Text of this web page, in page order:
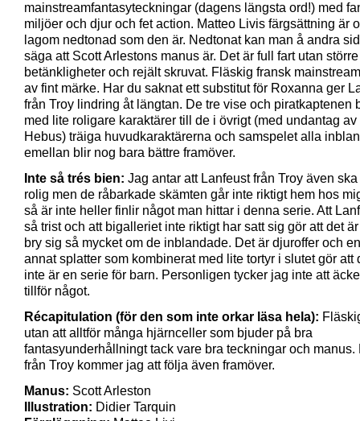
mainstreamfantasyteckningar (dagens längsta ord!) med
miljöer och djur och fet action. Matteo Livis färgsättning är
lagom nedtonad som den är. Nedtonat kan man å andra
säga att Scott Arlestons manus är. Det är full fart utan större
betänkligheter och rejält skruvat. Fläskig fransk
av fint märke. Har du saknat ett substitut för Roxanna ger
från Troy lindring åt längtan. De tre vise och piratkaptenen
med lite roligare karaktärer till de i övrigt (med undantag
Hebus) träiga huvudkaraktärerna och samspelet alla
emellan blir nog bara bättre framöver.
Inte så trés bien: Jag antar att Lanfeust från Troy även
rolig men de råbarkade skämten går inte riktigt hem hos
så är inte heller finlir något man hittar i denna serie. Att
så trist och att bigalleriet inte riktigt har satt sig gör att det
bry sig så mycket om de inblandade. Det är djuroffer och
annat splatter som kombinerat med lite tortyr i slutet gör att
inte är en serie för barn. Personligen tycker jag inte att
tillför något.
Récapitulation (för den som inte orkar läsa hela):
utan att alltför många hjärnceller som bjuder på bra
fantasyunderhållningt tack vare bra teckningar och manus.
från Troy kommer jag att följa även framöver.
Manus: Scott Arleston
Illustration: Didier Tarquin